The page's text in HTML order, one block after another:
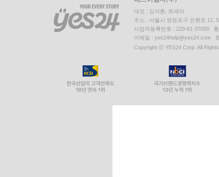
대표 : 김석환, 최세라
주소 : 서울시 영등포구 은행로 11,
사업자등록번호 : 229-81-37000
이메일 : yes24help@yes24.com
Copyright ⓒ YES24 Corp. All